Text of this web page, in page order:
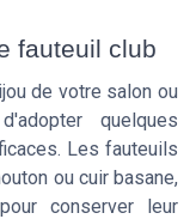
fauteuil club
de votre salon ou
quelques
Les fauteuils
ou cuir basane,
conserver leur